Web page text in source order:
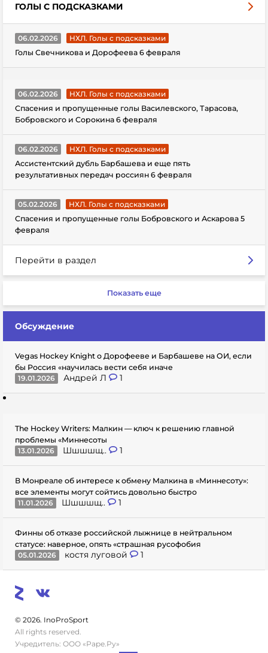
ГОЛЫ С ПОДСКАЗКАМИ
06.02.2026
НХЛ. Голы с подсказками
Голы Свечникова и Дорофеева 6 февраля
06.02.2026
НХЛ. Голы с подсказками
Спасения и пропущенные голы Василевского, Тарасова,
Бобровского и Сорокина 6 февраля
06.02.2026
НХЛ. Голы с подсказками
Ассистентский дубль Барбашева и еще пять
результативных передач россиян 6 февраля
05.02.2026
НХЛ. Голы с подсказками
Спасения и пропущенные голы Бобровского и Аскарова 5
февраля
Перейти в раздел
Показать еще
Обсуждение
Vegas Hockey Knight о Дорофееве и Барбашеве на ОИ, если
бы Россия «научилась вести себя иначе
19.01.2026
Андрей Л 1
The Hockey Writers: Малкин — ключ к решению главной
проблемы «Миннесоты
13.01.2026
Шшшшщ.. 1
В Монреале об интересе к обмену Малкина в «Миннесоту»:
все элементы могут сойтись довольно быстро
11.01.2026
Шшшшщ.. 1
Финны об отказе российской лыжнице в нейтральном
статусе: наверное, опять «страшная русофобия
05.01.2026
костя луговой 1
© 2026. InoProSport
All rights reserved.
Учредитель: ООО «Раре.Ру»